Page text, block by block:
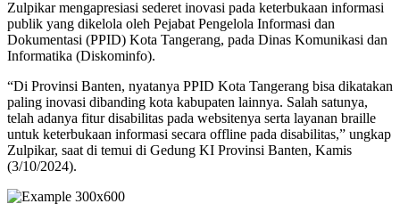
Zulpikar mengapresiasi sederet inovasi pada keterbukaan informasi
publik yang dikelola oleh Pejabat Pengelola Informasi dan
Dokumentasi (PPID) Kota Tangerang, pada Dinas Komunikasi dan
Informatika (Diskominfo).
“Di Provinsi Banten, nyatanya PPID Kota Tangerang bisa dikatakan
paling inovasi dibanding kota kabupaten lainnya. Salah satunya,
telah adanya fitur disabilitas pada websitenya serta layanan braille
untuk keterbukaan informasi secara offline pada disabilitas,” ungkap
Zulpikar, saat di temui di Gedung KI Provinsi Banten, Kamis
(3/10/2024).